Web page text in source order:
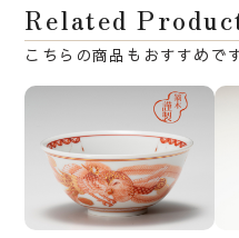
Related